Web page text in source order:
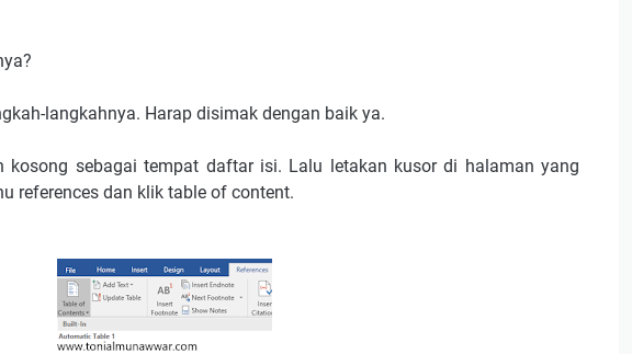
langkahnya. Harap disimak dengan baik ya.
kosong sebagai tempat daftar isi. Lalu letakan kusor di halaman yang
references dan klik table of content.